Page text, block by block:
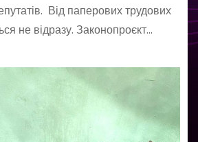
Від паперових трудових
не відразу. Законопроєкт…